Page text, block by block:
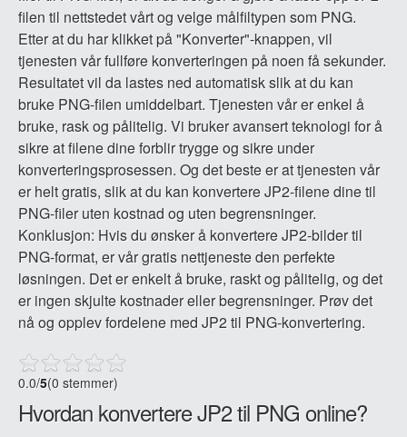
filen til nettstedet vårt og velge målfiltypen som PNG.
Etter at du har klikket på "Konverter"-knappen, vil
tjenesten vår fullføre konverteringen på noen få sekunder.
Resultatet vil da lastes ned automatisk slik at du kan
bruke PNG-filen umiddelbart. Tjenesten vår er enkel å
bruke, rask og pålitelig. Vi bruker avansert teknologi for å
sikre at filene dine forblir trygge og sikre under
konverteringsprosessen. Og det beste er at tjenesten vår
er helt gratis, slik at du kan konvertere JP2-filene dine til
PNG-filer uten kostnad og uten begrensninger.
Konklusjon: Hvis du ønsker å konvertere JP2-bilder til
PNG-format, er vår gratis nettjeneste den perfekte
løsningen. Det er enkelt å bruke, raskt og pålitelig, og det
er ingen skjulte kostnader eller begrensninger. Prøv det
nå og opplev fordelene med JP2 til PNG-konvertering.
0.0/5(0 stemmer)
Hvordan konvertere JP2 til PNG online?